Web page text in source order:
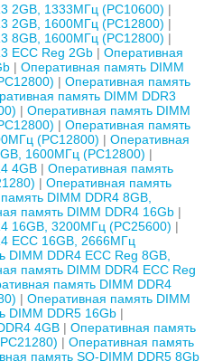
2GB, 1333МГц (PC10600)
2GB, 1600МГц (PC12800)
8GB, 1600МГц (PC12800)
ECC Reg 2Gb
Оперативная
Оперативная память DIMM
Оперативная память
память DIMM DDR3
Оперативная память DIMM
Оперативная память
(PC12800)
Оперативная
1600МГц (PC12800)
4GB
Оперативная память
Оперативная память
DIMM DDR4 8GB,
память DIMM DDR4 16Gb
16GB, 3200МГц (PC25600)
ECC 16GB, 2666МГц
DIMM DDR4 ECC Reg 8GB,
память DIMM DDR4 ECC Reg
память DIMM DDR4
Оперативная память DIMM
DIMM DDR5 16Gb
4GB
Оперативная память
Оперативная память
память SO-DIMM DDR5 8Gb